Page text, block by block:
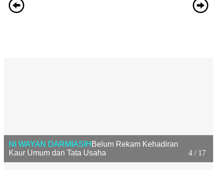
4 / 17
NI WAYAN DARMIASIH Belum Rekam Kehadiran
Kaur Umum dan Tata Usaha